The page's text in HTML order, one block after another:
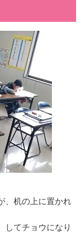
、机の上に置かれ
してチョウになり